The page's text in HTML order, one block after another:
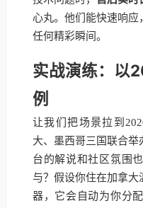
心丸。他们能快速响应
任何精彩瞬间。
实战演练：以
例
让我们把场景拉到
大、墨西哥三国联合
台的解说和社区氛围
与？假设你住在加拿
器，它会自动为你分